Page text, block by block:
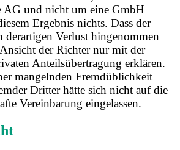
AG und nicht um eine GmbH
Ergebnis nichts. Dass der
derartigen Verlust hingenommen
der Richter nur mit der
Anteilsübertragung erklären.
mangelnden Fremdüblichkeit
Dritter hätte sich nicht auf die
Vereinbarung eingelassen.